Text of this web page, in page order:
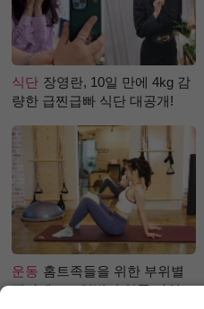
식단 장영란, 10일 만에 4kg 감
량한 급찐급빠 식단 대공개!
운동 홈트족들을 위한 부위별
필라테스 – 허벅지 안쪽 라인